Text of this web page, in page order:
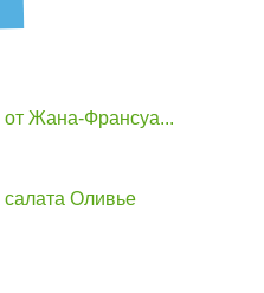
от Жана-Франсуа...
Оливье